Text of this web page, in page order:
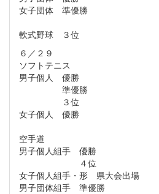
女子団体 準優勝
軟式野球 ３位
６／２９
ソフトテニス
男子個人 優勝
準優勝
３位
女子個人 優勝
空手道
男子個人組手 優勝
４位
女子個人組手・形 県大会出場
男子団体組手 準優勝